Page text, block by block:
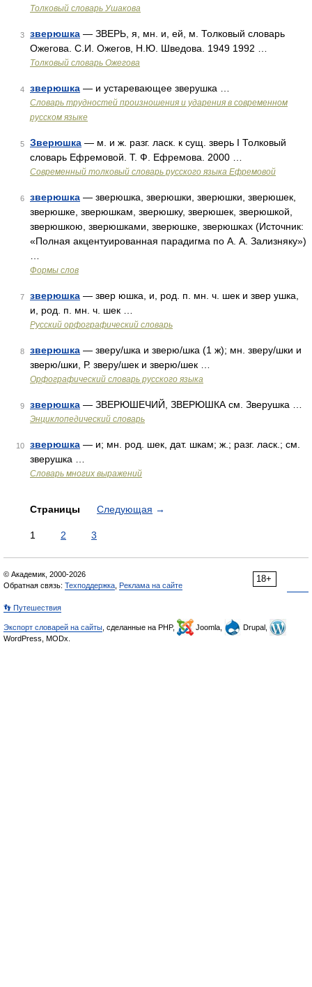
Толковый словарь Ушакова
3 зверюшка — ЗВЕРЬ, я, мн. и, ей, м. Толковый словарь
Ожегова. С.И. Ожегов, Н.Ю. Шведова. 1949 1992 …
Толковый словарь Ожегова
4 зверюшка — и устаревающее зверушка …
Словарь трудностей произношения и ударения в современном
русском языке
5 Зверюшка — м. и ж. разг. ласк. к сущ. зверь I Толковый
словарь Ефремовой. Т. Ф. Ефремова. 2000 …
Современный толковый словарь русского языка Ефремовой
6 зверюшка — зверюшка, зверюшки, зверюшки, зверюшек,
зверюшке, зверюшкам, зверюшку, зверюшек, зверюшкой,
зверюшкою, зверюшками, зверюшке, зверюшках (Источник:
«Полная акцентуированная парадигма по А. А. Зализняку»)
Формы слов
7 зверюшка — звер юшка, и, род. п. мн. ч. шек и звер ушка,
и, род. п. мн. ч. шек …
Русский орфографический словарь
8 зверюшка — зверу/шка и зверю/шка (1 ж); мн. зверу/шки и
зверю/шки, Р. зверу/шек и зверю/шек …
Орфографический словарь русского языка
9 зверюшка — ЗВЕРЮШЕЧИЙ, ЗВЕРЮШКА см. Зверушка …
Энциклопедический словарь
10 зверюшка — и; мн. род. шек, дат. шкам; ж.; разг. ласк.; см.
зверушка …
Словарь многих выражений
Страницы Следующая →
1 2 3
18+
© Академик, 2000-2026
Обратная связь: Техподдержка Реклама на сайте
👣 Путешествия
Экспорт словарей на сайты , сделанные на PHP, Joomla,
Drupal,
WordPress, MODx.